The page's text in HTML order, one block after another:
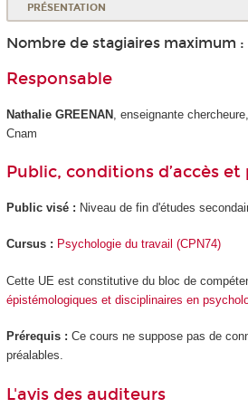
PRÉSENTATION
Nombre de stagiaires maximum :
Responsable
Nathalie GREENAN , enseignante
Cnam
Public, conditions d’accès et
Public visé : Niveau de fin d'études
Cursus : Psychologie du travail (CPN74)
Cette UE est constitutive du bloc de
épistémologiques et disciplinaires en
Prérequis : Ce cours ne suppose pas de
préalables.
L'avis des auditeurs